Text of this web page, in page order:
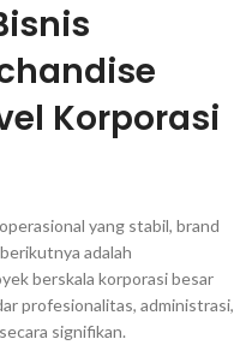
Korporasi
yang stabil, brand
adalah
berskala korporasi besar
profesionalitas, administrasi,
signifikan.